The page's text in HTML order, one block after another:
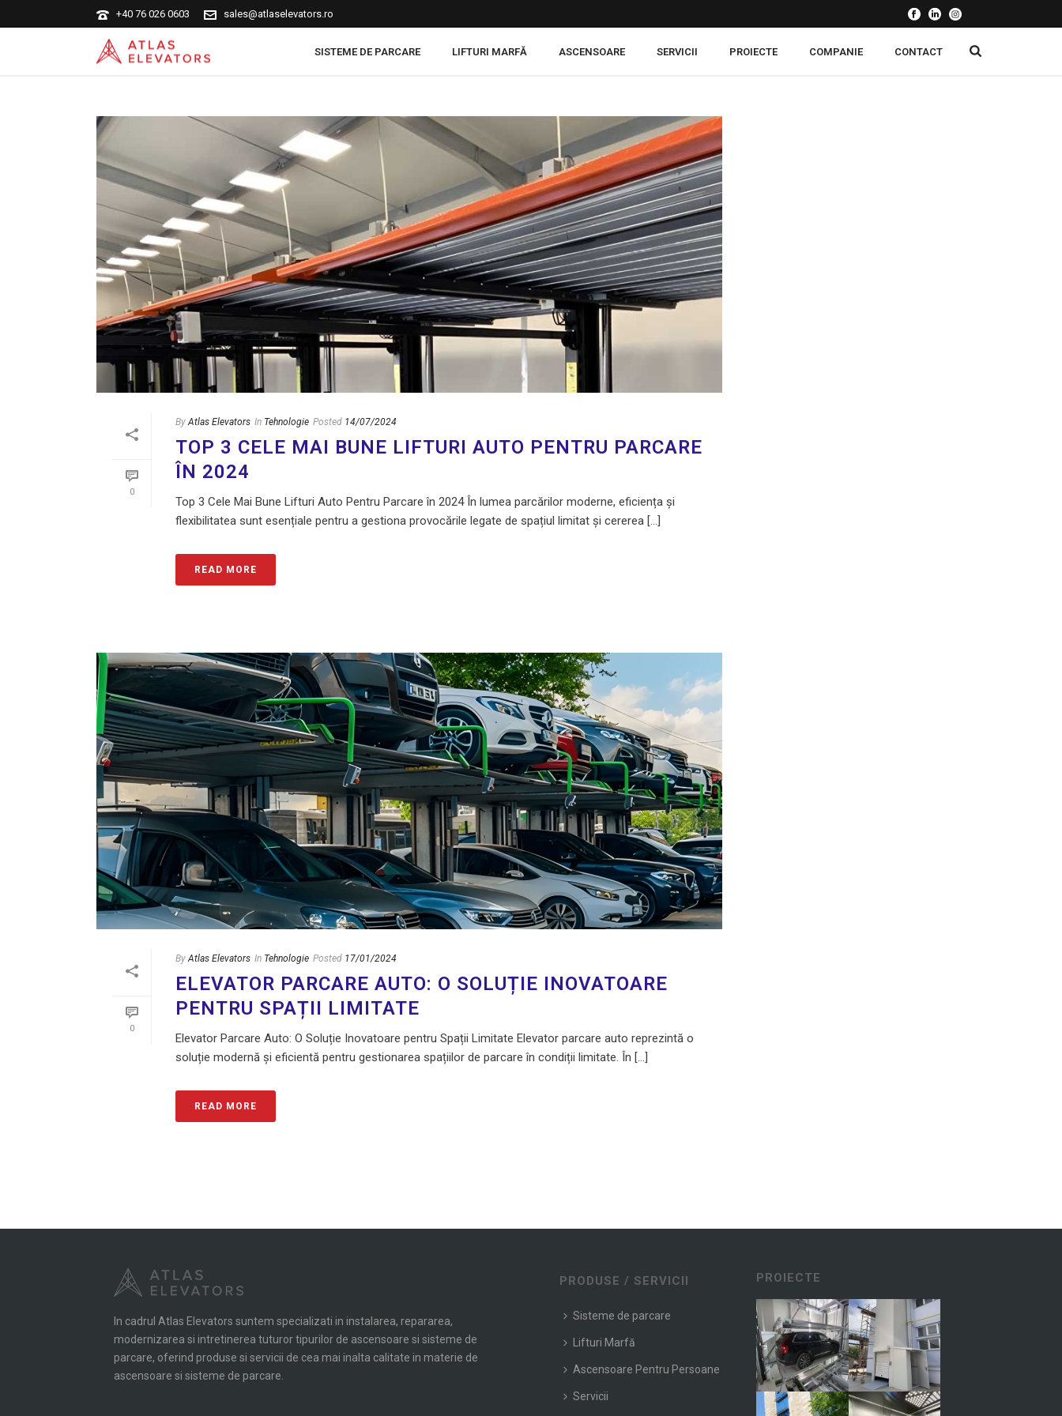
+40 76 026 0603 sales@atlaselevators.ro
SISTEME DE PARCARE LIFTURI MARFĂ ASCENSOARE SERVICII PROIECTE COMPANIE CONTACT
0
By Atlas Elevators In Tehnologie Posted 14/07/2024
TOP 3 CELE MAI BUNE LIFTURI AUTO PENTRU PARCARE
ÎN 2024
Top 3 Cele Mai Bune Lifturi Auto Pentru Parcare în 2024 În lumea parcărilor moderne, eficiența și
flexibilitatea sunt esențiale pentru a gestiona provocările legate de spațiul limitat și cererea [...]
READ MORE
0
By Atlas Elevators In Tehnologie Posted 17/01/2024
ELEVATOR PARCARE AUTO: O SOLUȚIE INOVATOARE
PENTRU SPAȚII LIMITATE
Elevator Parcare Auto: O Soluție Inovatoare pentru Spații Limitate Elevator parcare auto reprezintă o
soluție modernă și eficientă pentru gestionarea spațiilor de parcare în condiții limitate. În [...]
READ MORE
In cadrul Atlas Elevators suntem specializati in instalarea, repararea,
modernizarea si intretinerea tuturor tipurilor de ascensoare si sisteme de
parcare, oferind produse si servicii de cea mai inalta calitate in materie de
ascensoare si sisteme de parcare.
PRODUSE / SERVICII
Sisteme de parcare
Lifturi Marfă
Ascensoare Pentru Persoane
Servicii
PROIECTE